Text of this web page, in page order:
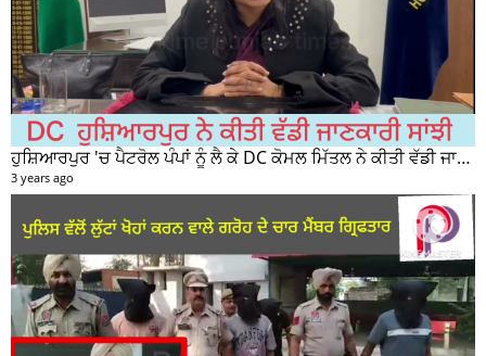
ਹੁਸ਼ਿਆਰਪੁਰ 'ਚ ਪੈਟਰੋਲ ਪੰਪਾਂ ਨੂੰ ਲੈ ਕੇ DC ਕੋਮਲ ਮਿੱਤਲ ਨੇ ਕੀਤੀ ਵੱਡੀ ਜਾਣਕਾਰੀ ਸਾਂਝੀ
3 years ago